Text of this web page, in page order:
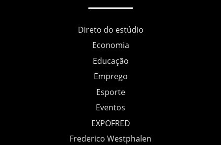
Direto do estúdio
Economia
Educação
Emprego
Esporte
Eventos
EXPOFRED
Frederico Westphalen